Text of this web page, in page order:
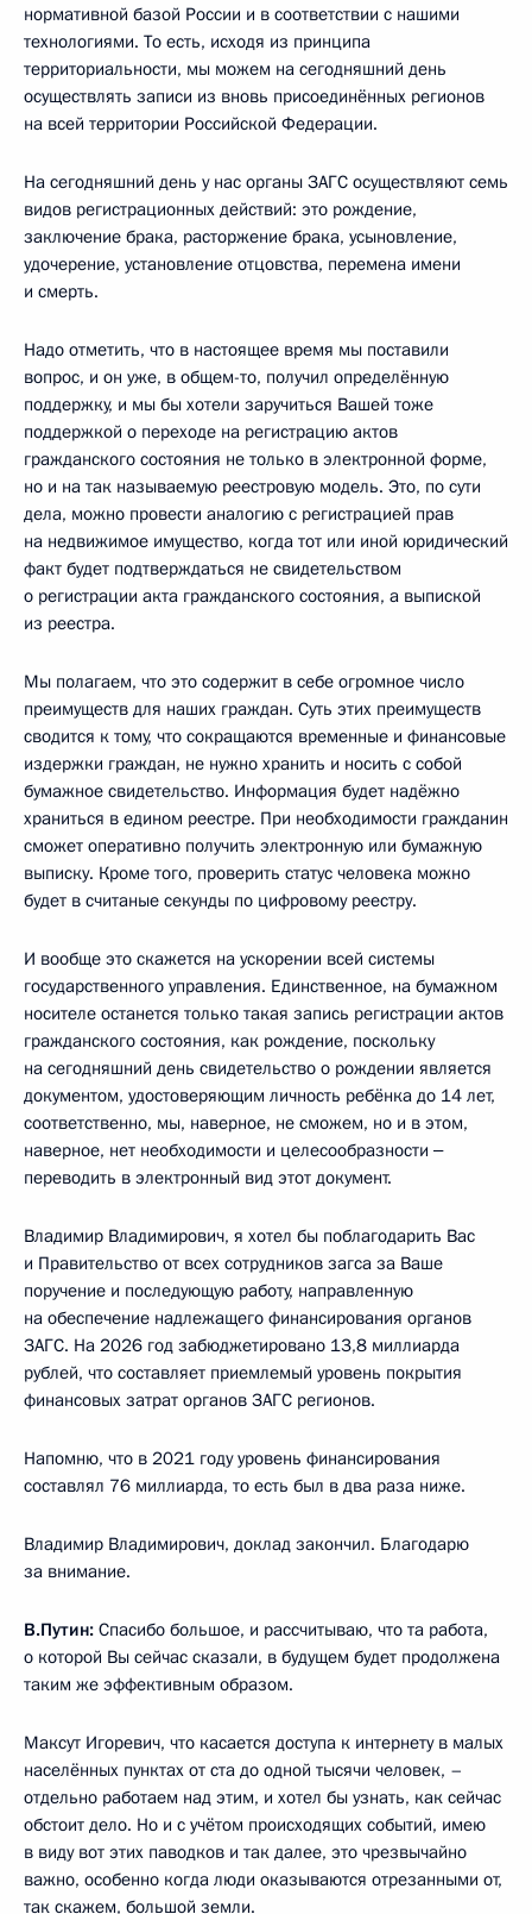
нормативной базой России и в соответствии с нашими
технологиями. То есть, исходя из принципа
территориальности, мы можем на сегодняшний день
осуществлять записи из вновь присоединённых регионов
на всей территории Российской Федерации.
На сегодняшний день у нас органы ЗАГС осуществляют семь
видов регистрационных действий: это рождение,
заключение брака, расторжение брака, усыновление,
удочерение, установление отцовства, перемена имени
и смерть.
Надо отметить, что в настоящее время мы поставили
вопрос, и он уже, в общем-то, получил определённую
поддержку, и мы бы хотели заручиться Вашей тоже
поддержкой о переходе на регистрацию актов
гражданского состояния не только в электронной форме,
но и на так называемую реестровую модель. Это, по сути
дела, можно провести аналогию с регистрацией прав
на недвижимое имущество, когда тот или иной юридический
факт будет подтверждаться не свидетельством
о регистрации акта гражданского состояния, а выпиской
из реестра.
Мы полагаем, что это содержит в себе огромное число
преимуществ для наших граждан. Суть этих преимуществ
сводится к тому, что сокращаются временные и финансовые
издержки граждан, не нужно хранить и носить с собой
бумажное свидетельство. Информация будет надёжно
храниться в едином реестре. При необходимости гражданин
сможет оперативно получить электронную или бумажную
выписку. Кроме того, проверить статус человека можно
будет в считаные секунды по цифровому реестру.
И вообще это скажется на ускорении всей системы
государственного управления. Единственное, на бумажном
носителе останется только такая запись регистрации актов
гражданского состояния, как рождение, поскольку
на сегодняшний день свидетельство о рождении является
документом, удостоверяющим личность ребёнка до 14 лет,
соответственно, мы, наверное, не сможем, но и в этом,
наверное, нет необходимости и целесообразности ‒
переводить в электронный вид этот документ.
Владимир Владимирович, я хотел бы поблагодарить Вас
и Правительство от всех сотрудников загса за Ваше
поручение и последующую работу, направленную
на обеспечение надлежащего финансирования органов
ЗАГС. На 2026 год забюджетировано 13,8 миллиарда
рублей, что составляет приемлемый уровень покрытия
финансовых затрат органов ЗАГС регионов.
Напомню, что в 2021 году уровень финансирования
составлял 76 миллиарда, то есть был в два раза ниже.
Владимир Владимирович, доклад закончил. Благодарю
за внимание.
В.Путин: Спасибо большое, и рассчитываю, что та работа,
о которой Вы сейчас сказали, в будущем будет продолжена
таким же эффективным образом.
Максут Игоревич, что касается доступа к интернету в малых
населённых пунктах от ста до одной тысячи человек, –
отдельно работаем над этим, и хотел бы узнать, как сейчас
обстоит дело. Но и с учётом происходящих событий, имею
в виду вот этих паводков и так далее, это чрезвычайно
важно, особенно когда люди оказываются отрезанными от,
так скажем, большой земли.